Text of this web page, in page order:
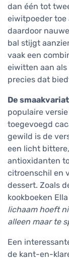
dan één tot
eiwitpoeder toe
daardoor
bal stijgt
vaak een
eiwitten aan
precies dat
De
populaire
toegevoegd
gewild is de
een licht
antioxidanten
citroenschil en
dessert. Zoals
kookboeken
lichaam hoeft
alleen maar te
Een
de kant-en-